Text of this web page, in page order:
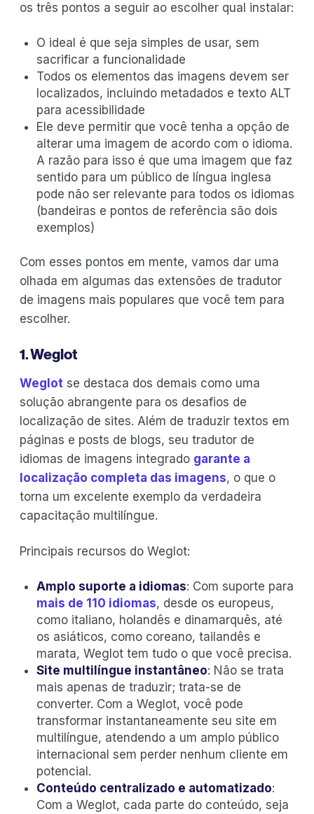
os três pontos a seguir ao escolher qual instalar:
O ideal é que seja simples de usar, sem
sacrificar a funcionalidade
Todos os elementos das imagens devem ser
localizados, incluindo metadados e texto ALT
para acessibilidade
Ele deve permitir que você tenha a opção de
alterar uma imagem de acordo com o idioma.
A razão para isso é que uma imagem que faz
sentido para um público de língua inglesa
pode não ser relevante para todos os idiomas
(bandeiras e pontos de referência são dois
exemplos)
Com esses pontos em mente, vamos dar uma
olhada em algumas das extensões de tradutor
de imagens mais populares que você tem para
escolher.
1. Weglot
Weglot se destaca dos demais como uma
solução abrangente para os desafios de
localização de sites. Além de traduzir textos em
páginas e posts de blogs, seu tradutor de
idiomas de imagens integrado garante a
localização completa das imagens, o que o
torna um excelente exemplo da verdadeira
capacitação multilíngue.
Principais recursos do Weglot:
Amplo suporte a idiomas: Com suporte para
mais de 110 idiomas, desde os europeus,
como italiano, holandês e dinamarquês, até
os asiáticos, como coreano, tailandês e
marata, Weglot tem tudo o que você precisa.
Site multilíngue instantâneo: Não se trata
mais apenas de traduzir; trata-se de
converter. Com a Weglot, você pode
transformar instantaneamente seu site em
multilíngue, atendendo a um amplo público
internacional sem perder nenhum cliente em
potencial.
Conteúdo centralizado e automatizado:
Com a Weglot, cada parte do conteúdo, seja